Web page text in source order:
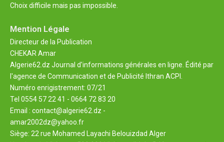
Choix difficile mais pas impossible.
Mention Légale
Directeur de la Publication
CHEKAR Amar
Algerie62.dz Journal d'informations générales en ligne. Édité par
l'agence de Communication et de Publicité Ithran ACPI.
Numéro enrigistrement: 07/21
Tel 0554 57 22 41 - 0664 72 83 20
Email : contact@algerie62.dz -
amar2002dz@yahoo.fr
Siège: 22 rue Mohamed Layachi Belouizdad Alger